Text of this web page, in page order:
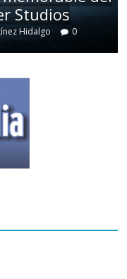
Studios
Hidalgo 0